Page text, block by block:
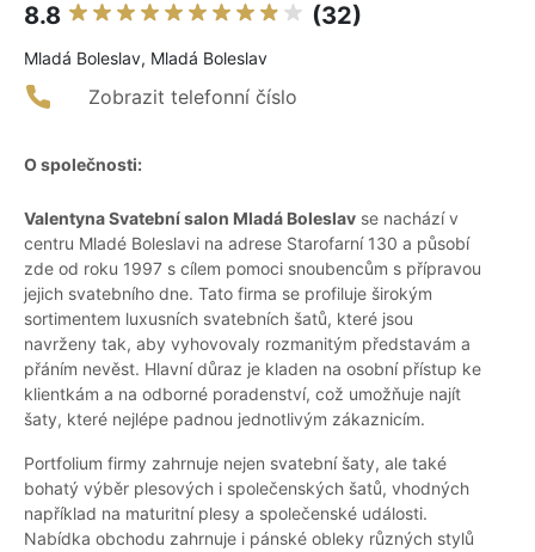
8.8 (32)
Mladá Boleslav, Mladá Boleslav
Zobrazit telefonní číslo
O společnosti:
Valentyna Svatební salon Mladá Boleslav se nachází v
centru Mladé Boleslavi na adrese Starofarní 130 a působí
zde od roku 1997 s cílem pomoci snoubencům s přípravou
jejich svatebního dne. Tato firma se profiluje širokým
sortimentem luxusních svatebních šatů, které jsou
navrženy tak, aby vyhovovaly rozmanitým představám a
přáním nevěst. Hlavní důraz je kladen na osobní přístup ke
klientkám a na odborné poradenství, což umožňuje najít
šaty, které nejlépe padnou jednotlivým zákaznicím.
Portfolium firmy zahrnuje nejen svatební šaty, ale také
bohatý výběr plesových i společenských šatů, vhodných
například na maturitní plesy a společenské události.
Nabídka obchodu zahrnuje i pánské obleky různých stylů